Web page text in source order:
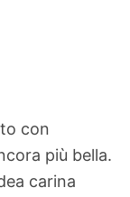
con
più bella.
carina